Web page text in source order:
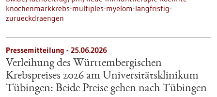
knochenmarkkrebs-multiples-myelom-langfristig-
zurueckdraengen
Pressemitteilung - 25.06.2026
Verleihung des Württembergischen
Krebspreises 2026 am Universitätsklinikum
Tübingen: Beide Preise gehen nach Tübingen